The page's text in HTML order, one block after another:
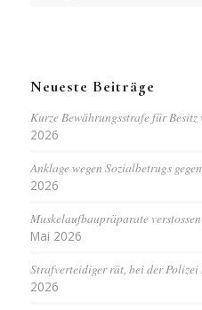
Neueste Beiträge
Kurze Bewährungsstrafe für
2026
Anklage wegen Sozialbetrugs
2026
Muskelaufbaupräparate
Mai 2026
Strafverteidiger rät, bei der Polizei
2026